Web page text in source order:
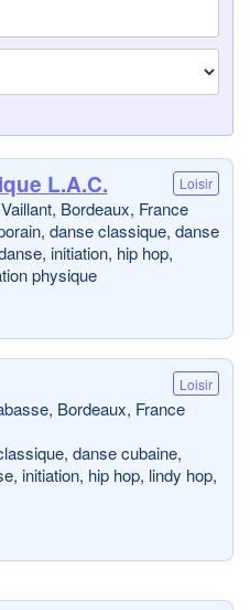
L.A.C. Loisir
Bordeaux, France
danse classique, danse
initiation, hip hop,
physique
Loisir
Bordeaux, France
danse cubaine,
initiation, hip hop, lindy hop,